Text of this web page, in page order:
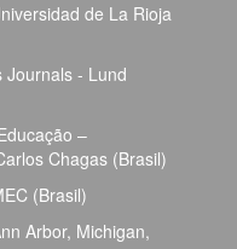
de La Rioja
Journals - Lund
–
Chagas (Brasil)
(Brasil)
Arbor, Michigan,